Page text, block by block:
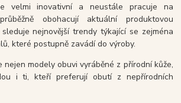
velmi inovativní a neustále pracuje na
obohacují aktuální produktovou
nejnovější trendy týkající se zejména
které postupně zavádí do výroby.
modely obuvi vyráběné z přírodní kůže,
i ti, kteří preferují obutí z nepřírodních